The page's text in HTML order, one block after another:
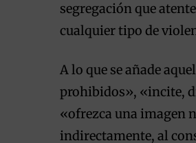
segregación que
cualquier tipo de
A lo que se añade
prohibidos», «incite,
«ofrezca una imagen
indirectamente, al